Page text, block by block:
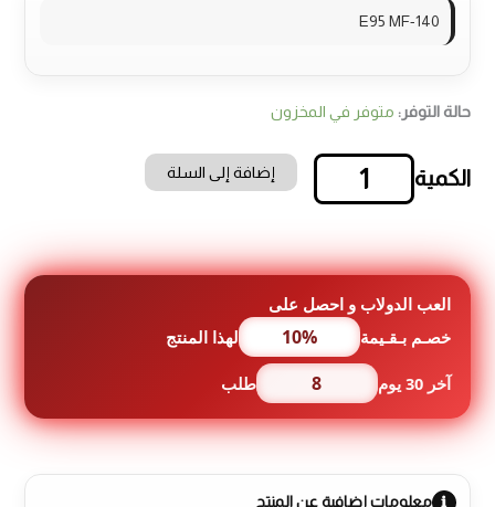
140-E95 MF
حالة التوفر: متوفر في المخزون
كمية
البا
بلت
ان
سم
اسود
10
برامج
121
لتر
إضافة إلى السلة
العب الدولاب و احصل على
خصـم بـقـيمة
10% لهذا المنتج
آخر 30 يوم 8 طلب
معلومات إضافية عن المنتج